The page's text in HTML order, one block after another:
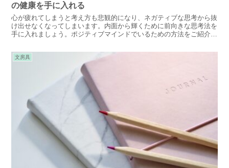
の健康を手に入れる
心が疲れてしまうと考え方も悲観的になり、ネガティブな思考から抜
け出せなくなってしまいます。内面から輝くために前向きな思考法を
手に入れましょう。ポジティブマインドでいるための方法をご紹介し
文房具